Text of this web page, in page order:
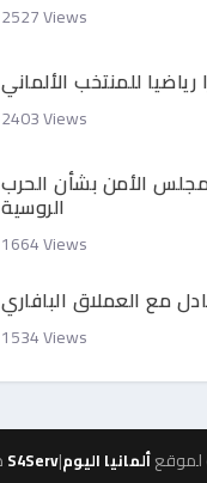
2527 Views
للمنتخب الألماني
2403 Views
الأمن بشأن الحرب
الروسية
1664 Views
مع العملاق البافاري
1534 Views
S4Serv لموقعألمانيا اليوم